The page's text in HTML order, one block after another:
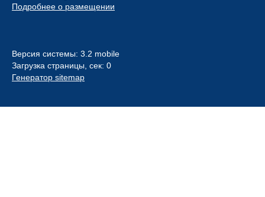
Подробнее о размещении
Версия системы: 3.2 mobile
Загрузка страницы, сек: 0
Генератор sitemap